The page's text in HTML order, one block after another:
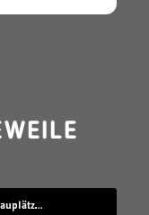
Steve Birnbaum besucht Original-Schauplätze von Musik-Fotografien